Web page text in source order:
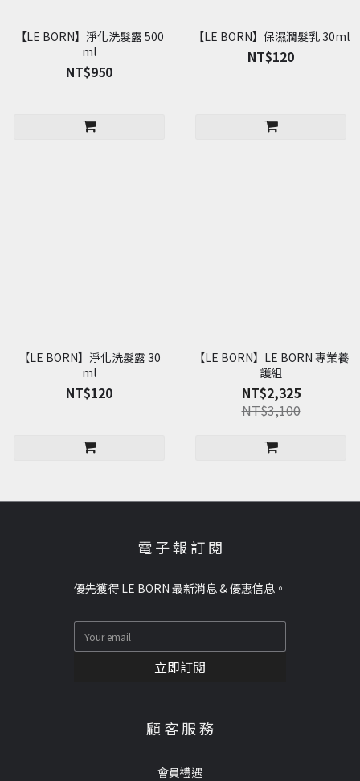
【LE BORN】淨化洗髮露 500
ml
NT$950
【LE BORN】保濕潤髮乳 30ml
NT$120
【LE BORN】淨化洗髮露 30
ml
NT$120
【LE BORN】LE BORN 專業養
護組
NT$2,325
NT$3,100
電 子 報 訂 閱
優先獲得 LE BORN 最新消息 & 優惠信息。
立即訂閱
顧 客 服 務
會員禮遇